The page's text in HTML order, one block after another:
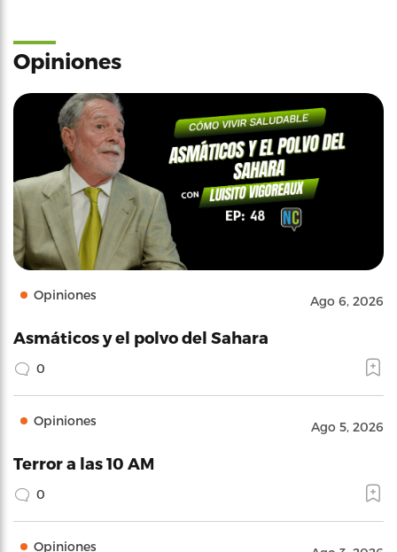
Opiniones
Opiniones Ago 6, 2026
Asmáticos y el polvo del Sahara
0
Opiniones Ago 5, 2026
Terror a las 10 AM
0
Opiniones